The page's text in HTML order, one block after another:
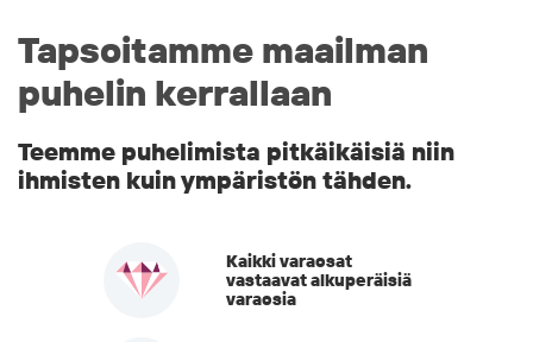
Tapsoitamme maailman
puhelin kerrallaan
Teemme puhelimista pitkäikäisiä niin
ihmisten kuin ympäristön tähden.
Kaikki varaosat
vastaavat alkuperäisiä
varaosia